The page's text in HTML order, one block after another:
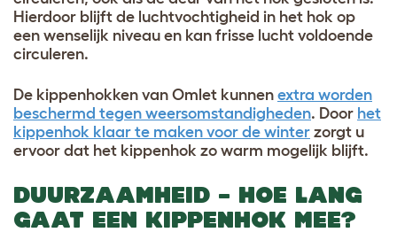
Hierdoor blijft de luchtvochtigheid in het hok op
een wenselijk niveau en kan frisse lucht voldoende
circuleren.
De kippenhokken van Omlet kunnen extra worden
beschermd tegen weersomstandigheden. Door het
kippenhok klaar te maken voor de winter zorgt u
ervoor dat het kippenhok zo warm mogelijk blijft.
DUURZAAMHEID – HOE LANG
GAAT EEN KIPPENHOK MEE?